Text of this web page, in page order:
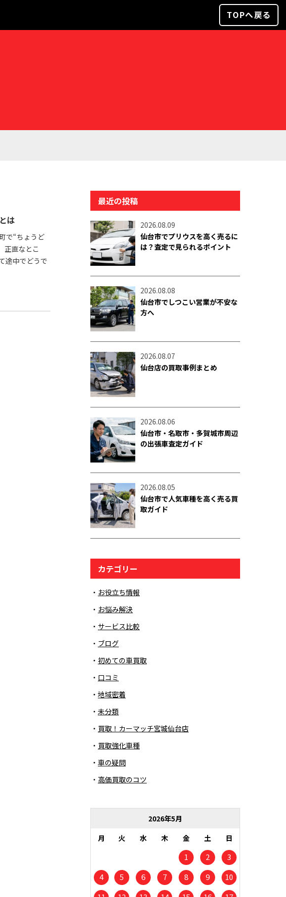
TOPへ戻る
は
で“ちょうど
正直なとこ
途中でどうで
最近の投稿
2026.08.09
仙台市でプリウスを高く売るに
は？査定で見られるポイント
2026.08.08
仙台市でしつこい営業が不安な
方へ
2026.08.07
仙台店の買取事例まとめ
2026.08.06
仙台市・名取市・多賀城市周辺
の出張車査定ガイド
2026.08.05
仙台市で人気車種を高く売る買
取ガイド
カテゴリー
お役立ち情報
お悩み解決
サービス比較
ブログ
初めての車買取
口コミ
地域密着
未分類
買取！カーマッチ宮城仙台店
買取強化車種
車の疑問
高価買取のコツ
2026年5月
月
火 水 木 金 土 日
1 2
3
4
5 6 7 8 9
10